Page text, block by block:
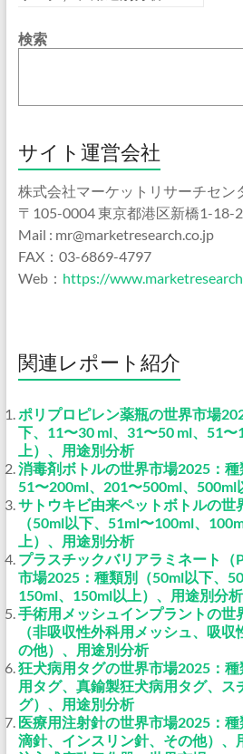
検索
サイト運営会社
株式会社マーケットリサーチセン
〒105-0004 東京都港区新橋1-18-
Mail : mr@marketresearch.co.jp
FAX：03-6869-4797
Web： https://
関連レポート紹介
ポリプロピレン薬瓶の世界市場
下、11〜30 ml、31〜50 ml、51〜
上）、用途別分析
消毒剤ボトルの世界市場2025：種
51〜200ml、201〜500ml、500ml
サトウキビ由来ペットボトルの世
（50ml以下、51ml〜100ml、
上）、用途別分析
プラスチックバリアラミネート（
市場2025：種類別（50ml以下、
150ml、150ml以上）、用途別分析
手術用メッシュインプラントの世
（非吸収性外科用メッシュ、吸
の他）、用途別分析
狂犬病用タグの世界市場2025：
用タグ、真鍮製狂犬病用タグ、ス
グ）、用途別分析
医療用注射針の世界市場2025：
滴針、インスリン針、その他）、